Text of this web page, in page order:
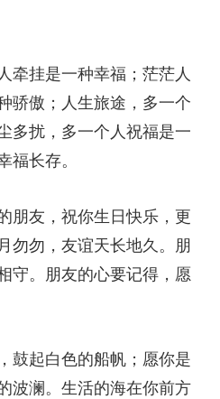
牵挂是一种幸福；茫茫人
骄傲；人生旅途，多一个
多扰，多一个人祝福是一
福长存。
朋友，祝你生日快乐，更
勿勿，友谊天长地久。朋
守。朋友的心要记得，愿
鼓起白色的船帆；愿你是
波澜。生活的海在你前方